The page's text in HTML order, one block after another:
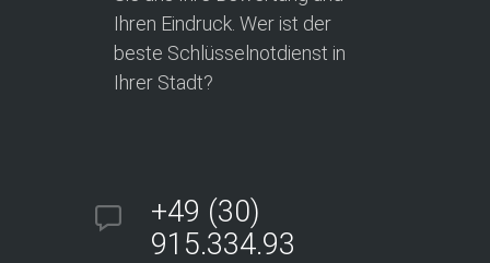
Ihren Eindruck. Wer ist der
beste Schlüsselnotdienst in
Ihrer Stadt?
+49 (30)
915.334.93